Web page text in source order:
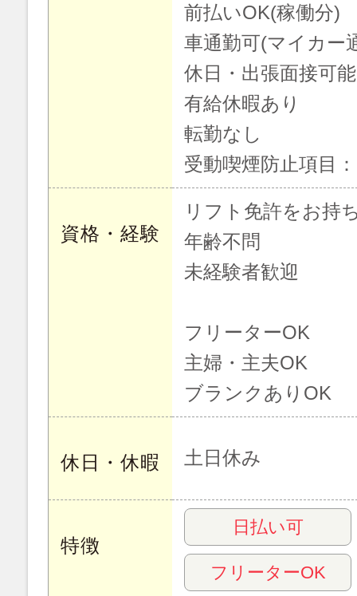
前払いOK(稼働分)
車通勤可(マイカー
休日・出張面接可能
有給休暇あり
転勤なし
受動喫煙防止項目
資格・経験
リフト免許をお持
年齢不問
未経験者歓迎
フリーターOK
主婦・主夫OK
ブランクありOK
休日・休暇 土日休み
特徴
日払い可
フリーターOK